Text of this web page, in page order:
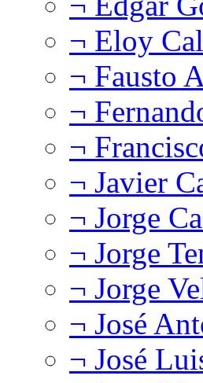
¬ Eloy
¬ Fausto
¬
¬
¬ Javier
¬ Jorge
¬ Jorge
¬ Jorge
¬ José
¬ José